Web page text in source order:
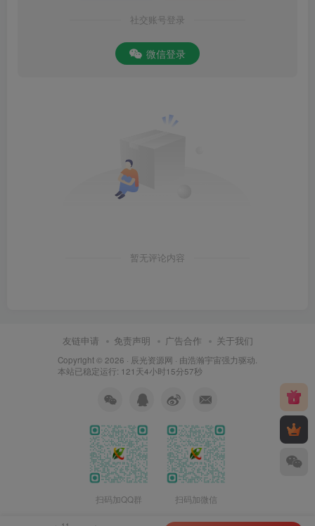
社交账号登录
微信登录
暂无评论内容
友链申请 免责声明 广告合作 关于我们
Copyright © 2026 · 辰光资源网 · 由浩瀚宇宙强力驱动.
本站已稳定运行: 121天4小时15分58秒
扫码加QQ群 扫码加微信